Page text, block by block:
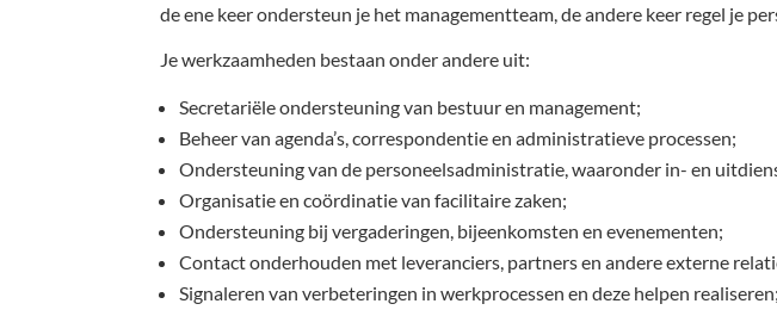
de ene keer ondersteun je het managementteam, de andere keer regel je
Je werkzaamheden bestaan onder andere uit:
Secretariële ondersteuning van bestuur en management;
Beheer van agenda’s, correspondentie en administratieve processen;
Ondersteuning van de personeelsadministratie, waaronder in- en
Organisatie en coördinatie van facilitaire zaken;
Ondersteuning bij vergaderingen, bijeenkomsten en evenementen;
Contact onderhouden met leveranciers, partners en andere externe
Signaleren van verbeteringen in werkprocessen en deze helpen realiseren;